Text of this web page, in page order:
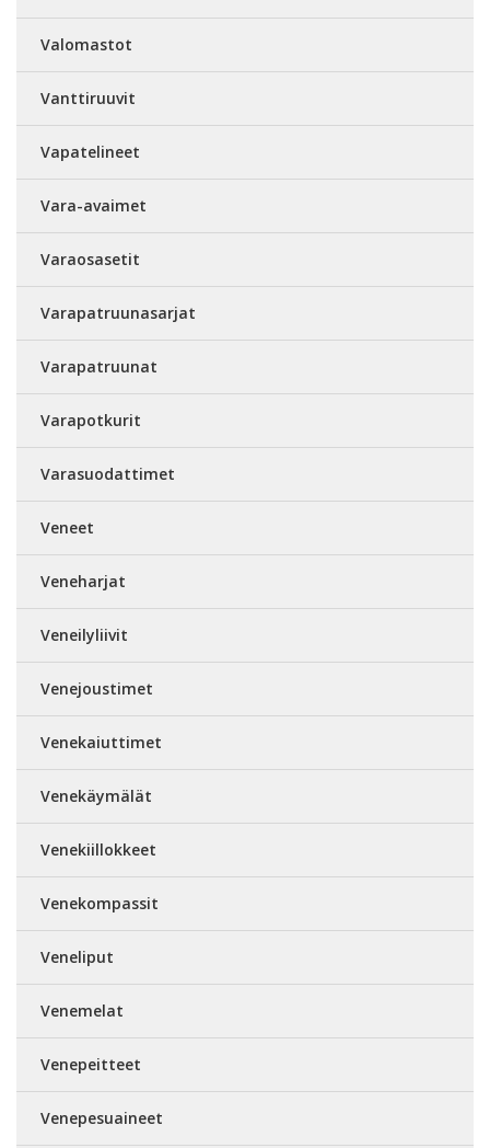
Valomastot
Vanttiruuvit
Vapatelineet
Vara-avaimet
Varaosasetit
Varapatruunasarjat
Varapatruunat
Varapotkurit
Varasuodattimet
Veneet
Veneharjat
Veneilyliivit
Venejoustimet
Venekaiuttimet
Venekäymälät
Venekiillokkeet
Venekompassit
Veneliput
Venemelat
Venepeitteet
Venepesuaineet